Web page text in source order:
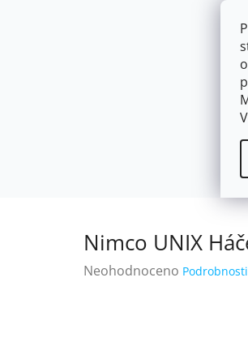
NÁSTĚNNÉ 150/
Háčky a věšáky
Nimco UNIX
Průměrné
Neohodnoceno